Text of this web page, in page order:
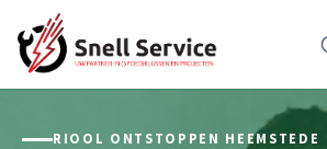
RIOOL ONTSTOPPEN HEEMSTEDE